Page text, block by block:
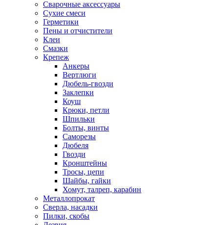
Сварочные аксессуары
Сухие смеси
Герметики
Пены и отчистители
Клеи
Смазки
Крепеж
Анкеры
Вертлюги
Дюбель-гвозди
Заклепки
Коуш
Крюки, петли
Шпильки
Болты, винты
Саморезы
Дюбеля
Гвозди
Кронштейны
Тросы, цепи
Шайбы, гайки
Хомут, талреп, карабин
Металлопрокат
Сверла, насадки
Пилки, скобы